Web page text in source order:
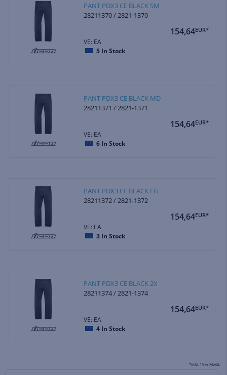
PANT PDX3 CE BLACK SM
28211370 / 2821-1370
154,64EUR*
VE: EA
5 In Stock
PANT PDX3 CE BLACK MD
28211371 / 2821-1371
154,64EUR*
VE: EA
6 In Stock
PANT PDX3 CE BLACK LG
28211372 / 2821-1372
154,64EUR*
VE: EA
3 In Stock
PANT PDX3 CE BLACK 2X
28211374 / 2821-1374
154,64EUR*
VE: EA
4 In Stock
*inkl. 19% MwSt.